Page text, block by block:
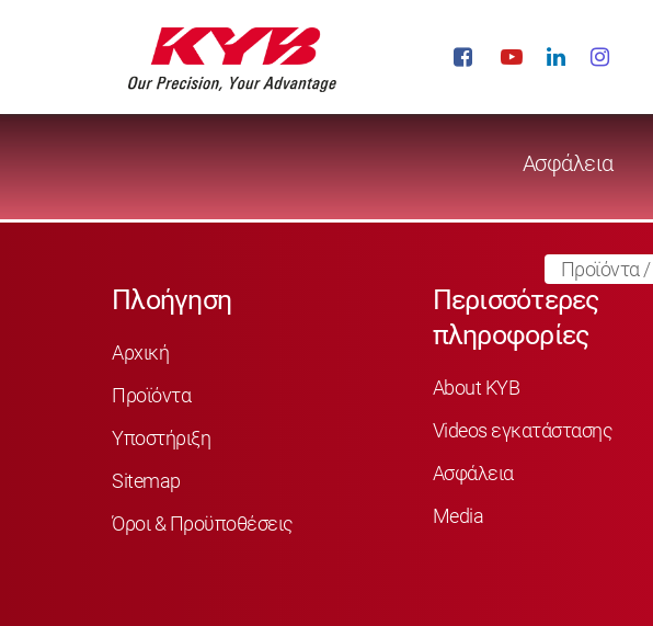
Ασφάλεια
Προϊόντα /
Πλοήγηση
Αρχική
Προϊόντα
Υποστήριξη
Sitemap
Όροι & Προϋποθέσεις
Περισσότερες
πληροφορίες
About KYB
Videos εγκατάστασης
Ασφάλεια
Media